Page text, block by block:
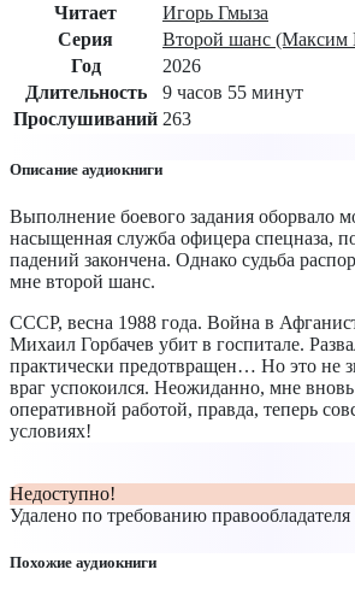
Читает
Игорь Гмыза
Серия
Второй шанс (Максим
Год
2026
Длительность
9 часов 55 минут
Прослушиваний 263
Описание аудиокниги
Выполнение боевого задания оборвало
насыщенная служба офицера спецназа,
падений закончена. Однако судьба
мне второй шанс.
СССР, весна 1988 года. Война в
Михаил Горбачев убит в госпитале.
практически предотвращен… Но это не
враг успокоился. Неожиданно, мне вновь
оперативной работой, правда, теперь
условиях!
Недоступно!
Удалено по требованию правообладателя
Похожие аудиокниги